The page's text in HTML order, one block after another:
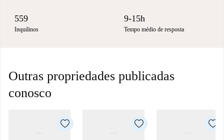
559
Inquilinos
9-15h
Tempo médio de resposta
Outras propriedades publicadas
conosco